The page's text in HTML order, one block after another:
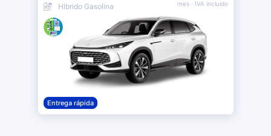
Híbrido Gasolina
mes· IVA incluido
Entrega rápida